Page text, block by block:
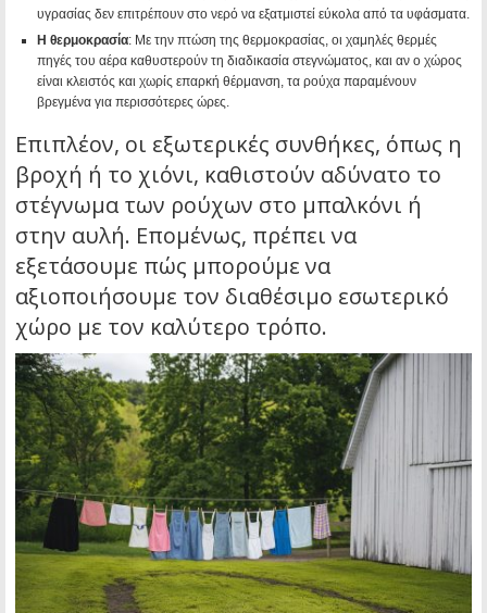
υγρασίας δεν επιτρέπουν στο νερό να εξατμιστεί εύκολα από τα υφάσματα.
Η θερμοκρασία: Με την πτώση της θερμοκρασίας, οι χαμηλές θερμές
πηγές του αέρα καθυστερούν τη διαδικασία στεγνώματος, και αν ο χώρος
είναι κλειστός και χωρίς επαρκή θέρμανση, τα ρούχα παραμένουν
βρεγμένα για περισσότερες ώρες.
Επιπλέον, οι εξωτερικές συνθήκες, όπως η
βροχή ή το χιόνι, καθιστούν αδύνατο το
στέγνωμα των ρούχων στο μπαλκόνι ή
στην αυλή. Επομένως, πρέπει να
εξετάσουμε πώς μπορούμε να
αξιοποιήσουμε τον διαθέσιμο εσωτερικό
χώρο με τον καλύτερο τρόπο.